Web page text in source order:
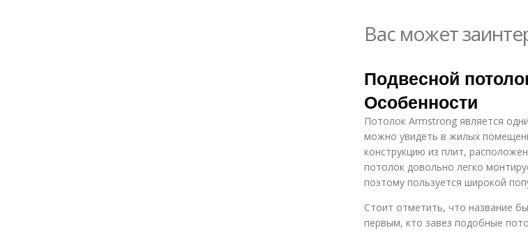
Вас может
Подвесной
Особенности
Потолок Armstrong является
можно увидеть в жилых
конструкцию из плит,
потолок довольно легко
поэтому пользуется широкой
Стоит отметить, что название
первым, кто завез подобные